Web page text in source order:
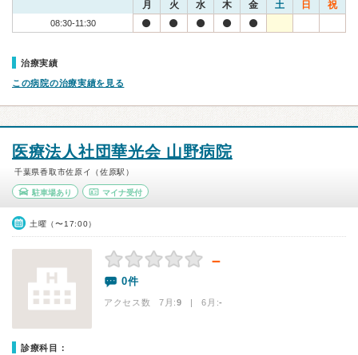
月 火 水 木 金 土 日 祝
08:30-11:30
治療実績
この病院の治療実績を見る
医療法人社団華光会 山野病院
千葉県香取市佐原イ（佐原駅）
駐車場あり マイナ受付
土曜（〜17:00）
－
0件
アクセス数 7月:9 | 6月:-
診療科目：